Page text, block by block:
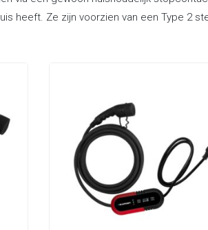
heeft. Ze zijn voorzien van een Type 2